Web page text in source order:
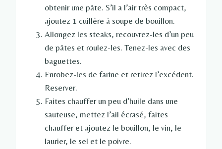
obtenir une pâte. S’il a l’air très compact,
ajoutez 1 cuillère à soupe de bouillon.
Allongez les steaks, recouvrez-les d’un peu
de pâtes et roulez-les. Tenez-les avec des
baguettes.
Enrobez-les de farine et retirez l’excédent.
Reserver.
Faites chauffer un peu d’huile dans une
sauteuse, mettez l’ail écrasé, faites
chauffer et ajoutez le bouillon, le vin, le
laurier, le sel et le poivre.